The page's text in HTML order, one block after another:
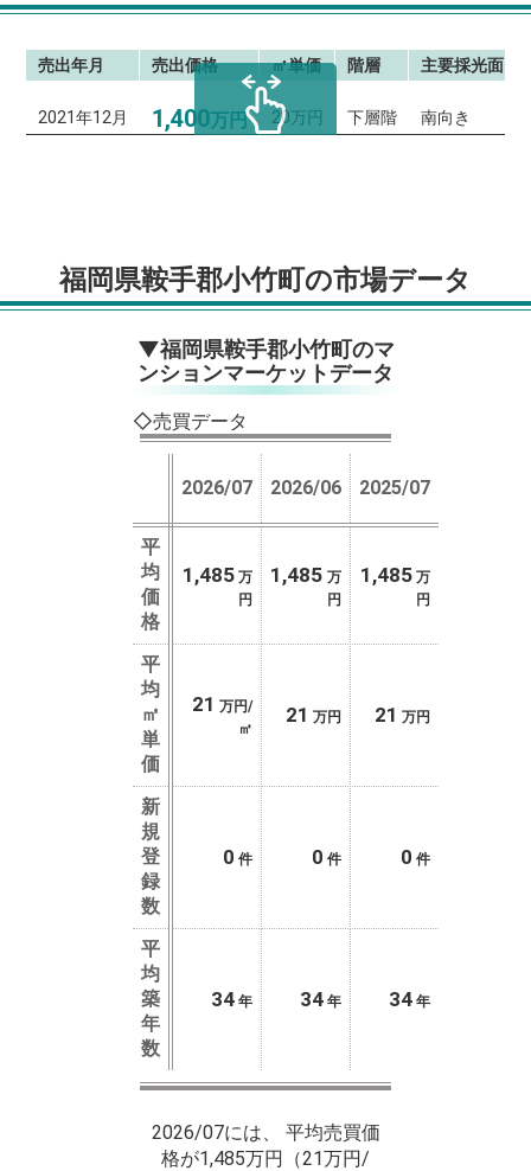
売出年月 売出価格 ㎡単価 階層 主要採光面
2021年12月 1,400万円 20万円 下層階 南向き
福岡県鞍手郡小竹町の市場データ
▼福岡県鞍手郡小竹町のマ
ンションマーケットデータ
◇売買データ
2026/07 2026/06 2025/07
平
均
価
格
1,485 万
円
1,485 万
円
1,485 万
円
平
均
㎡
単
価
21 万円/
㎡
21 万円 21 万円
新
規
登
録
数
0 件 0 件 0 件
平
均
築
年
数
34 年 34 年 34 年
2026/07には、 平均売買価
格が1,485万円（21万円/